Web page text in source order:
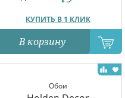
КУПИТЬ В 1 КЛИК
В корзину
Обои